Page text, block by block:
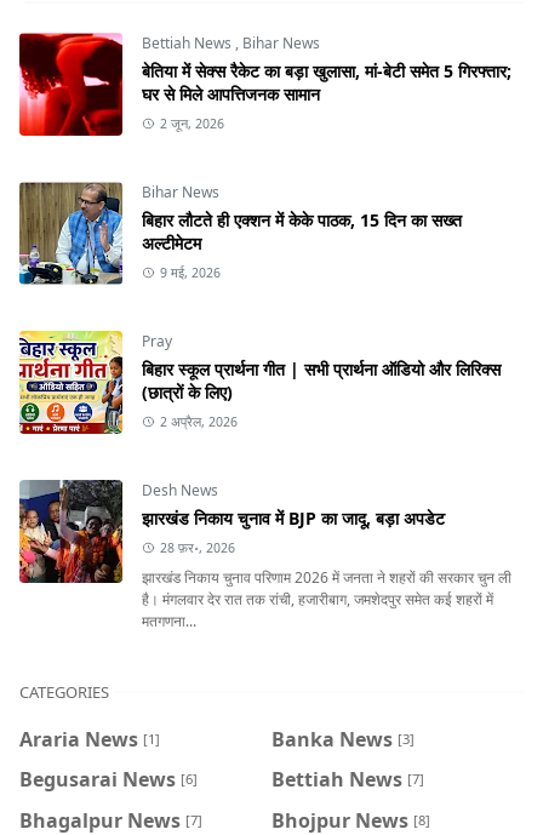
Bettiah News , Bihar News
बेतिया में सेक्स रैकेट का बड़ा खुलासा, मां-बेटी समेत 5 गिरफ्तार;
घर से मिले आपत्तिजनक सामान
2 जून, 2026
Bihar News
बिहार लौटते ही एक्शन में केके पाठक, 15 दिन का सख्त
अल्टीमेटम
9 मई, 2026
Pray
बिहार स्कूल प्रार्थना गीत | सभी प्रार्थना ऑडियो और लिरिक्स
(छात्रों के लिए)
2 अप्रैल, 2026
Desh News
झारखंड निकाय चुनाव में BJP का जादू, बड़ा अपडेट
28 फ़र॰, 2026
झारखंड निकाय चुनाव परिणाम 2026 में जनता ने शहरों की सरकार चुन ली
है। मंगलवार देर रात तक रांची, हजारीबाग, जमशेदपुर समेत कई शहरों में
मतगणना...
CATEGORIES
Araria News [1] Banka News [3]
Begusarai News [6] Bettiah News [7]
Bhagalpur News [7] Bhojpur News [8]